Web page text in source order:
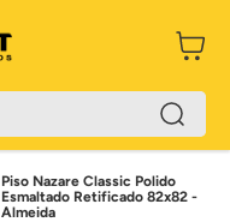
Piso Nazare Classic Polido
Esmaltado Retificado 82x82 -
Almeida